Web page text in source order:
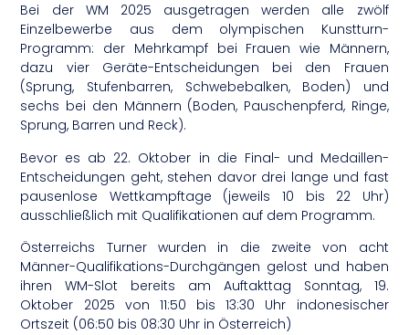
Bei der WM 2025 ausgetragen werden alle zwölf
Einzelbewerbe aus dem olympischen Kunstturn-
Programm: der Mehrkampf bei Frauen wie Männern,
dazu vier Geräte-Entscheidungen bei den Frauen
(Sprung, Stufenbarren, Schwebebalken, Boden) und
sechs bei den Männern (Boden, Pauschenpferd, Ringe,
Sprung, Barren und Reck).
Bevor es ab 22. Oktober in die Final- und Medaillen-
Entscheidungen geht, stehen davor drei lange und fast
pausenlose Wettkampftage (jeweils 10 bis 22 Uhr)
ausschließlich mit Qualifikationen auf dem Programm.
Österreichs Turner wurden in die zweite von acht
Männer-Qualifikations-Durchgängen gelost und haben
ihren WM-Slot bereits am Auftakttag Sonntag, 19.
Oktober 2025 von 11:50 bis 13:30 Uhr indonesischer
Ortszeit (06:50 bis 08:30 Uhr in Österreich)